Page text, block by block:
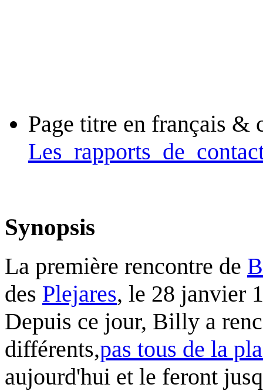
Page titre en français &
Synopsis
La première rencontre de
des Plejares, le 28 janvier
Depuis ce jour, Billy a
différents,pas tous de la
aujourd'hui et le feront